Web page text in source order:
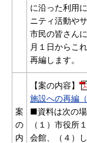
に沿った利用
ニティ活動や
市民の皆さん
月１日からこ
再編します。
案
の
内
【案の内容】
施設への再編
■資料は次の場
（１）市役所
会館、（４）